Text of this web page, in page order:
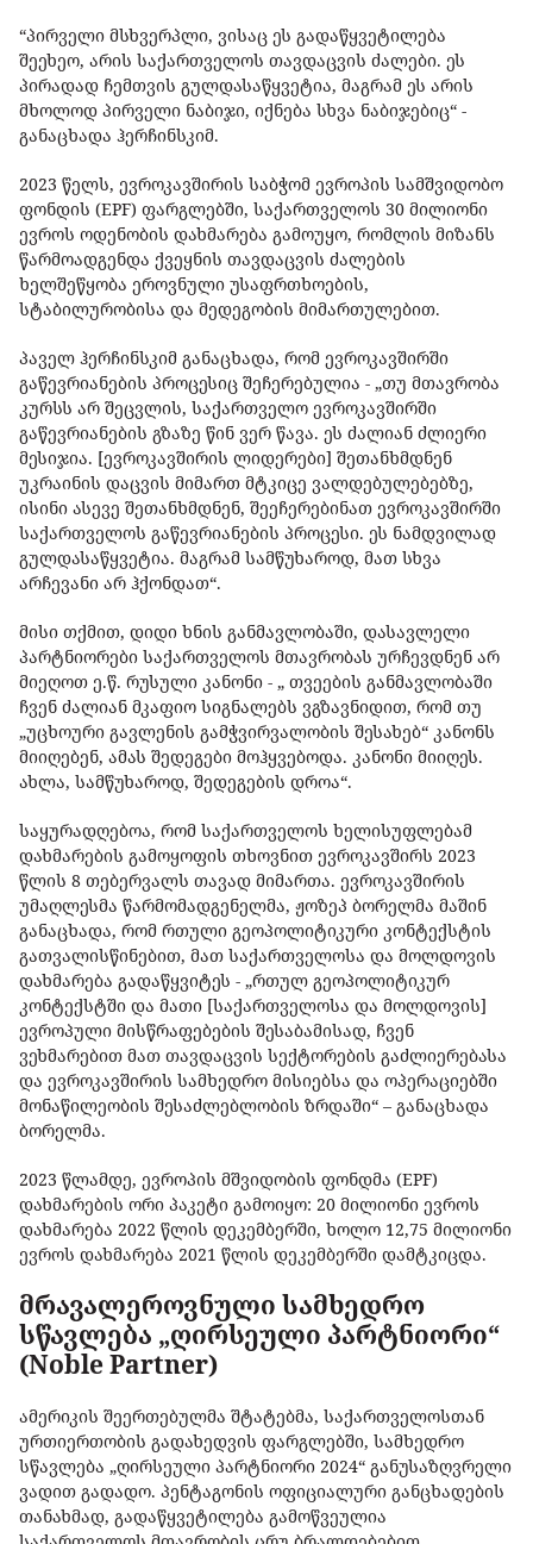
“პირველი მსხვერპლი, ვისაც ეს გადაწყვეტილება
შეეხეო, არის საქართველოს თავდაცვის ძალები. ეს
პირადად ჩემთვის გულდასაწყვეტია, მაგრამ ეს არის
მხოლოდ პირველი ნაბიჯი, იქნება სხვა ნაბიჯებიც“ -
განაცხადა ჰერჩინსკიმ.
2023 წელს, ევროკავშირის საბჭომ ევროპის სამშვიდობო
ფონდის (EPF) ფარგლებში, საქართველოს 30 მილიონი
ევროს ოდენობის დახმარება გამოუყო, რომლის მიზანს
წარმოადგენდა ქვეყნის თავდაცვის ძალების
ხელშეწყობა ეროვნული უსაფრთხოების,
სტაბილურობისა და მედეგობის მიმართულებით.
პაველ ჰერჩინსკიმ განაცხადა, რომ ევროკავშირში
გაწევრიანების პროცესიც შეჩერებულია - „თუ მთავრობა
კურსს არ შეცვლის, საქართველო ევროკავშირში
გაწევრიანების გზაზე წინ ვერ წავა. ეს ძალიან ძლიერი
მესიჯია. [ევროკავშირის ლიდერები] შეთანხმდნენ
უკრაინის დაცვის მიმართ მტკიცე ვალდებულებებზე,
ისინი ასევე შეთანხმდნენ, შეეჩერებინათ ევროკავშირში
საქართველოს გაწევრიანების პროცესი. ეს ნამდვილად
გულდასაწყვეტია. მაგრამ სამწუხაროდ, მათ სხვა
არჩევანი არ ჰქონდათ“.
მისი თქმით, დიდი ხნის განმავლობაში, დასავლელი
პარტნიორები საქართველოს მთავრობას ურჩევდნენ არ
მიეღოთ ე.წ. რუსული კანონი - „ თვეების განმავლობაში
ჩვენ ძალიან მკაფიო სიგნალებს ვგზავნიდით, რომ თუ
„უცხოური გავლენის გამჭვირვალობის შესახებ“ კანონს
მიიღებენ, ამას შედეგები მოჰყვებოდა. კანონი მიიღეს.
ახლა, სამწუხაროდ, შედეგების დროა“.
საყურადღებოა, რომ საქართველოს ხელისუფლებამ
დახმარების გამოყოფის თხოვნით ევროკავშირს 2023
წლის 8 თებერვალს თავად მიმართა. ევროკავშირის
უმაღლესმა წარმომადგენელმა, ჟოზეპ ბორელმა მაშინ
განაცხადა, რომ რთული გეოპოლიტიკური კონტექსტის
გათვალისწინებით, მათ საქართველოსა და მოლდოვის
დახმარება გადაწყვიტეს - „რთულ გეოპოლიტიკურ
კონტექსტში და მათი [საქართველოსა და მოლდოვის]
ევროპული მისწრაფებების შესაბამისად, ჩვენ
ვეხმარებით მათ თავდაცვის სექტორების გაძლიერებასა
და ევროკავშირის სამხედრო მისიებსა და ოპერაციებში
მონაწილეობის შესაძლებლობის ზრდაში“ – განაცხადა
ბორელმა.
2023 წლამდე, ევროპის მშვიდობის ფონდმა (EPF)
დახმარების ორი პაკეტი გამოიყო: 20 მილიონი ევროს
დახმარება 2022 წლის დეკემბერში, ხოლო 12,75 მილიონი
ევროს დახმარება 2021 წლის დეკემბერში დამტკიცდა.
მრავალეროვნული სამხედრო
სწავლება „ღირსეული პარტნიორი“
(Noble Partner)
ამერიკის შეერთებულმა შტატებმა, საქართველოსთან
ურთიერთობის გადახედვის ფარგლებში, სამხედრო
სწავლება „ღირსეული პარტნიორი 2024“ განუსაზღვრელი
ვადით გადადო. პენტაგონის ოფიციალური განცხადების
თანახმად, გადაწყვეტილება გამოწვეულია